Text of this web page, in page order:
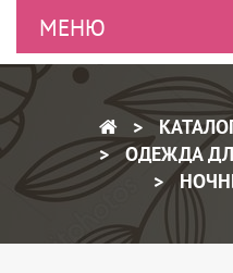
ОДЕЖДА